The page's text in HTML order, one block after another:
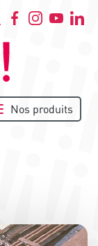
Nos produits